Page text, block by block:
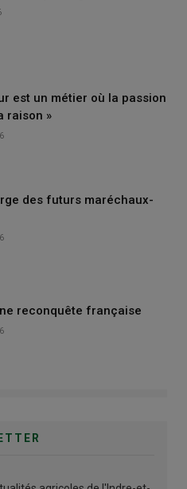
est un métier où la passion
raison »
des futurs maréchaux-
reconquête française